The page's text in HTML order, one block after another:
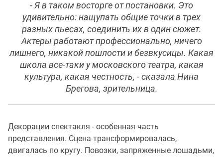
- Я в таком восторге от постановки. Это
удивительно: нащупать общие точки в трех
разных пьесах, соединить их в один сюжет.
Актеры работают профессионально, ничего
лишнего, никакой пошлости и безвкусицы. Какая
школа все-таки у московского театра, какая
культура, какая честность, - сказала Нина
Брегова, зрительница.
Декорации спектакля - особенная часть
представления. Сцена трансформировалась,
двигалась по кругу. Повозки, запряженные лошадьми,